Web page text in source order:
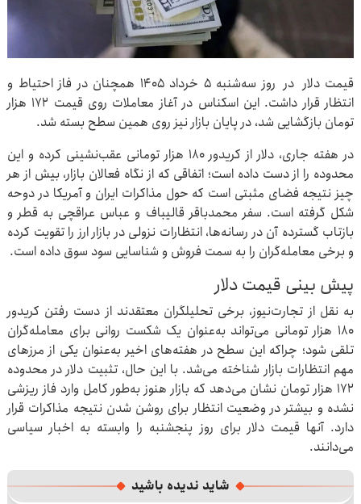
قیمت دلار در روز سه‌شنبه ۵ خرداد ۱۴۰۵ همچنان در فاز احتیاط و
انتظار قرار داشت. این اسکناس در آغاز معاملات روی قیمت ۱۷۲ هزار
تومان بازگشایی شد، در پایان بازار نیز روی همین سطح بسته شد.
در هفته جاری، دلار از کریدور ۱۸۰ هزار تومانی عقب‌نشینی کرده و این
محدوده را از دست داده است؛ اتفاقی که از نگاه فعالان بازار، بیش از هر
چیز نتیجه فضای مثبتی است که حول مذاکرات ایران و آمریکا در دوحه
شکل گرفته است. سفر محمدباقر قالیباف و عباس عراقچی به قطر و
بازتاب گسترده آن در رسانه‌ها، انتظارات نزولی در بازار ارز را تقویت کرده
و برخی معامله‌گران را به سمت فروش و شناسایی سود سوق داده است.
پیش بینی قیمت دلار
به نقل از تجارت‌نیوز، برخی تحلیلگران معتقدند از دست رفتن کریدور
۱۸۰ هزار تومانی می‌تواند به‌عنوان یک شکست روانی برای معامله‌گران
تلقی شود؛ چراکه این سطح در هفته‌های اخیر به‌عنوان یکی از مرزهای
مهم انتظارات بازار شناخته می‌شد. با این حال، تثبیت دلار در محدوده
۱۷۲ هزار تومان نشان می‌دهد که بازار هنوز به‌طور کامل وارد فاز ریزشی
نشده و بیشتر در وضعیت انتظار برای روشن شدن نتیجه مذاکرات قرار
دارد. آنها قیمت دلار برای روز پنجشنبه را وابسته به اخبار سیاسی
می‌دانند.
شاید ندیده باشید